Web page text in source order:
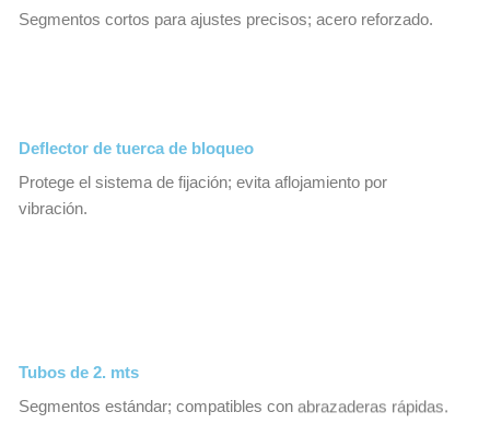
Segmentos cortos para ajustes precisos; acero reforzado.
Deflector de tuerca de bloqueo
Protege el sistema de fijación; evita aflojamiento por
vibración.
Tubos de 2. mts
Segmentos estándar; compatibles con abrazaderas rápidas.